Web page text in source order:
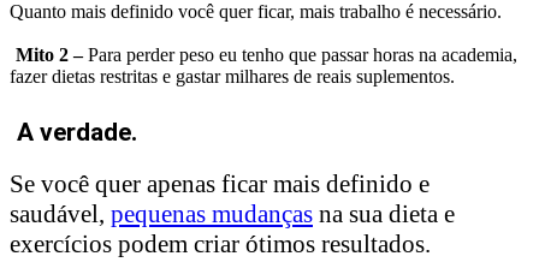
Quanto mais definido você quer ficar, mais trabalho é necessário.
Mito 2 –Para perder peso eu tenho que passar horas na academia,
fazer dietas restritas e gastar milhares de reais suplementos.
A verdade.
Se você quer apenas ficar mais definido e
saudável, pequenas mudanças na sua dieta e
exercícios podem criar ótimos resultados.